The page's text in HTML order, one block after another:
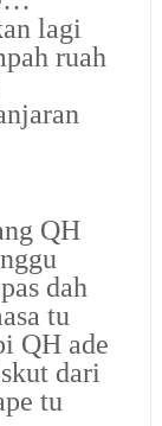
lagi
ruah
QH
dah
tu
QH ade
dari
tu